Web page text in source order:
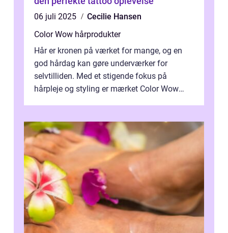
06 juli 2025
Cecilie Hansen
Color Wow hårprodukter
Hår er kronen på værket for mange, og en
god hårdag kan gøre underværker for
selvtilliden. Med et stigende fokus på
hårpleje og styling er mærket Color Wow